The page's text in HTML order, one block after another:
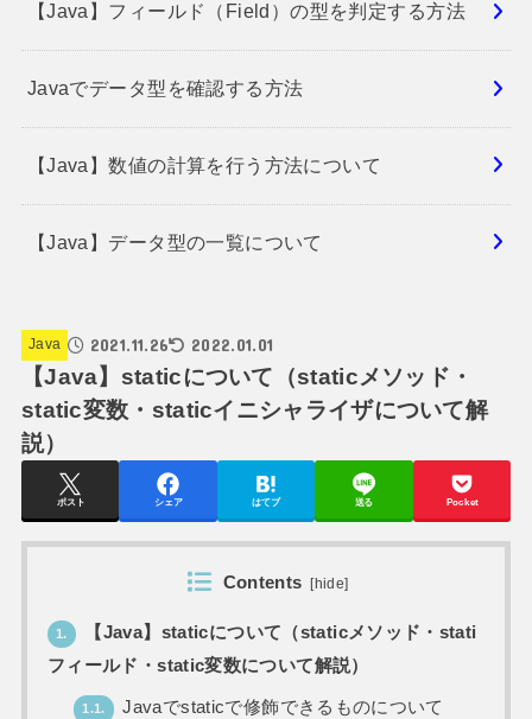
【Java】フィールド（Field）の型を判定する方法
Javaでデータ型を確認する方法
【Java】数値の計算を行う方法について
【Java】データ型の一覧について
Java 2021.11.26 2022.01.01
【Java】staticについて（staticメソッド・
static変数・staticイニシャライザについて解
説）
ポスト シェア はてブ 送る Pocket
Contents [hide]
1.
【Java】staticについて（staticメソッド・stati
フィールド・static変数について解説）
1.1. Javaでstaticで修飾できるものについて